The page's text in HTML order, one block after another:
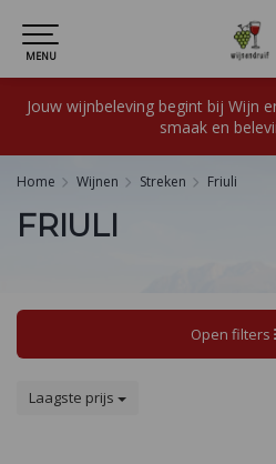
MENU
Jouw wijnbeleving begint bij Wijn
smaak en
Home Wijnen Streken Friuli
FRIULI
Open filters
Laagste prijs